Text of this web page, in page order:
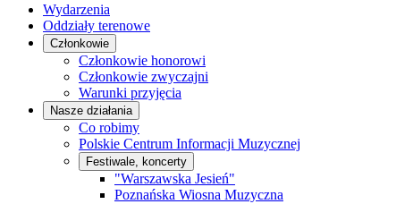
Wydarzenia
Oddziały terenowe
Członkowie
Członkowie honorowi
Członkowie zwyczajni
Warunki przyjęcia
Nasze działania
Co robimy
Polskie Centrum Informacji Muzycznej
Festiwale, koncerty
"Warszawska Jesień"
Poznańska Wiosna Muzyczna